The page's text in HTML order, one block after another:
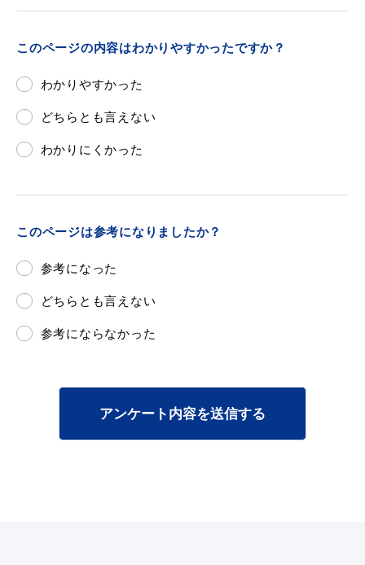
移住・出会い応援（はまだ暮らし）
このページの内容はわかりやすかったですか？
わかりやすかった
どちらとも言えない
わかりにくかった
このページは参考になりましたか？
参考になった
どちらとも言えない
参考にならなかった
アンケート内容を送信する